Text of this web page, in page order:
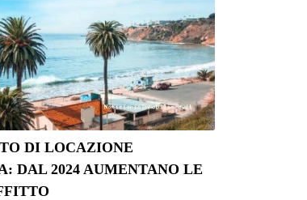
DI LOCAZIONE
DAL 2024 AUMENTANO LE